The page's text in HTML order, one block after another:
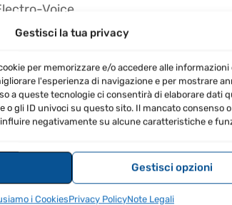
Gestisci la tua privacy
per memorizzare e/o accedere alle informazioni
l'esperienza di navigazione e per mostrare
a queste tecnologie ci consentirà di elaborare dati
o gli ID univoci su questo sito. Il mancato consenso
negativamente su alcune caratteristiche e
Gestisci opzioni
i CookiesPrivacy PolicyNote Legali
Voice
tramite l'interfaccia utente a
– e cinque preset programmabili
livello d'ingresso e del volume
EVCoat finish
un'affidabile impilaggio sub/top
per la massima affidabilità.